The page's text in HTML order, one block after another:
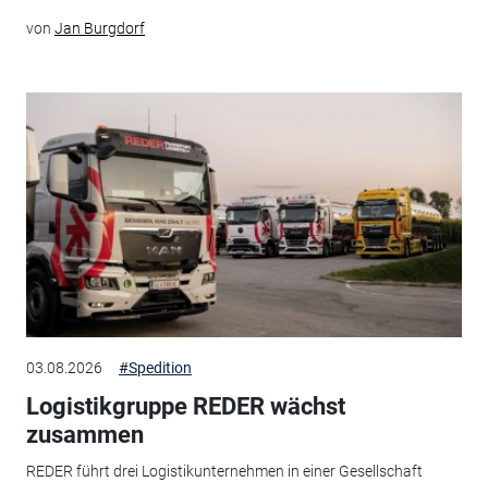
von Jan Burgdorf
03.08.2026 #Spedition
Logistikgruppe REDER wächst
zusammen
REDER führt drei Logistikunternehmen in einer Gesellschaft